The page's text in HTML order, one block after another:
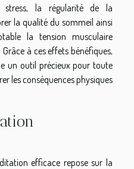
stress, la régularité de la
la qualité du sommeil ainsi
la tension musculaire
à ces effets bénéfiques,
un outil précieux pour toute
les conséquences physiques
efficace repose sur la